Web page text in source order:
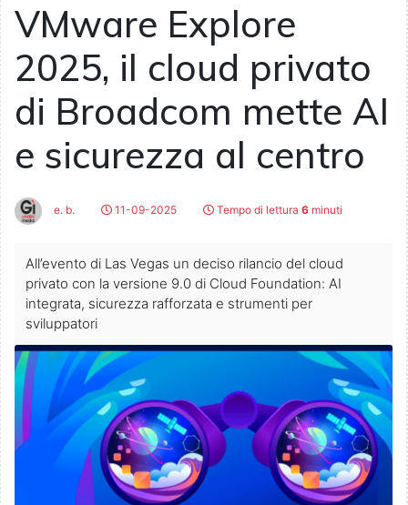
VMware Explore
2025, il cloud privato
di Broadcom mette AI
e sicurezza al centro
e. b. 11-09-2025 Tempo di lettura 6 minuti
All’evento di Las Vegas un deciso rilancio del cloud
privato con la versione 9.0 di Cloud Foundation: AI
integrata, sicurezza rafforzata e strumenti per
sviluppatori